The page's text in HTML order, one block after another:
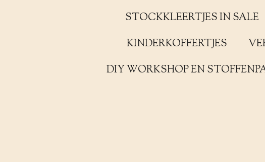
STOCKKLEERTJES IN SALE
KINDERKOFFERTJES
DIY WORKSHOP EN